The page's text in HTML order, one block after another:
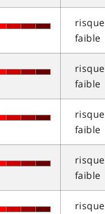
risque
faible
risque
faible
risque
faible
risque
faible
risque